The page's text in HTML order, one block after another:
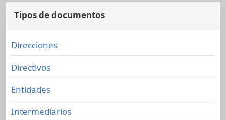
Tipos de documentos
Direcciones
Directivos
Entidades
Intermediarios